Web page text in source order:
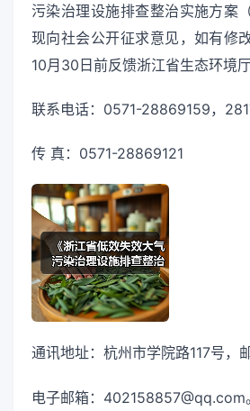
污染治理设施排查整治实施方案
现向社会公开征求意见，如有修
10月30日前反馈浙江省生态环境厅
联系电话：0571-28869159，
传 真：0571-28869121
通讯地址：杭州市学院路117号，
电子邮箱：402158857@qq.com。